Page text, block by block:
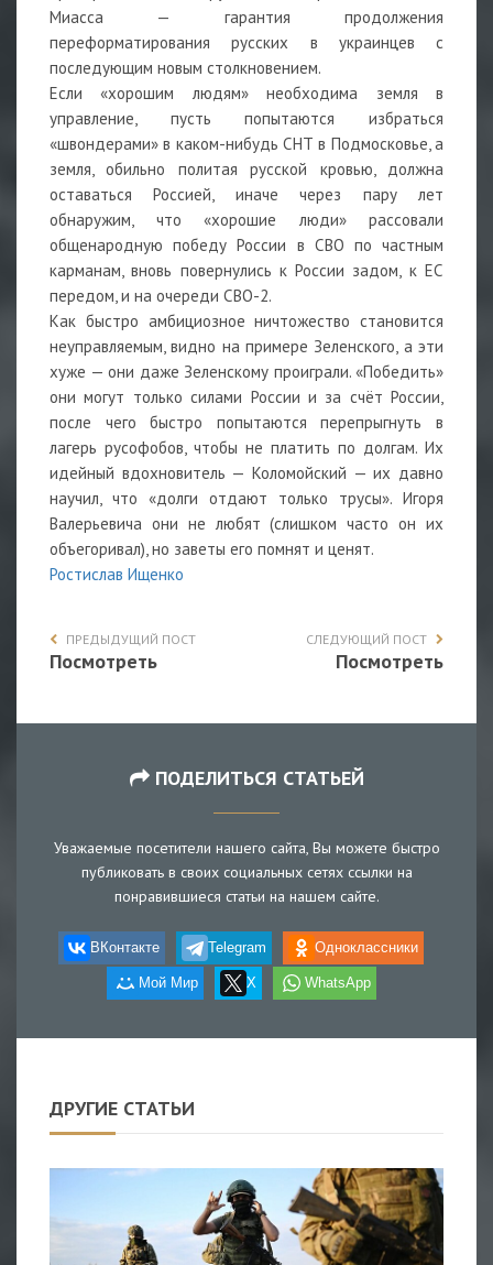
Миасса — гарантия продолжения
переформатирования русских в украинцев с
последующим новым столкновением.
Если «хорошим людям» необходима земля в
управление, пусть попытаются избраться
«швондерами» в каком-нибудь СНТ в Подмосковье, а
земля, обильно политая русской кровью, должна
оставаться Россией, иначе через пару лет
обнаружим, что «хорошие люди» рассовали
общенародную победу России в СВО по частным
карманам, вновь повернулись к России задом, к ЕС
передом, и на очереди СВО-2.
Как быстро амбициозное ничтожество становится
неуправляемым, видно на примере Зеленского, а эти
хуже — они даже Зеленскому проиграли. «Победить»
они могут только силами России и за счёт России,
после чего быстро попытаются перепрыгнуть в
лагерь русофобов, чтобы не платить по долгам. Их
идейный вдохновитель — Коломойский — их давно
научил, что «долги отдают только трусы». Игоря
Валерьевича они не любят (слишком часто он их
объегоривал), но заветы его помнят и ценят.
Ростислав Ищенко
ПРЕДЫДУЩИЙ ПОСТ
Посмотреть
СЛЕДУЮЩИЙ ПОСТ
Посмотреть
ПОДЕЛИТЬСЯ СТАТЬЕЙ
Уважаемые посетители нашего сайта, Вы можете быстро
публиковать в своих социальных сетях ссылки на
понравившиеся статьи на нашем сайте.
ВКонтакте Telegram Одноклассники
Мой Мир X WhatsApp
ДРУГИЕ СТАТЬИ